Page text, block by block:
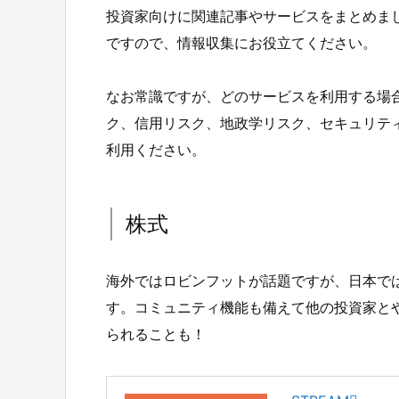
投資家向けに関連記事やサービスをまとめ
ですので、情報収集にお役立てください。
なお常識ですが、どのサービスを利用する
ク、信用リスク、地政学リスク、セキュリ
利用ください。
株式
海外ではロビンフットが話題ですが、日本
す。コミュニティ機能も備えて他の投資家
られることも！